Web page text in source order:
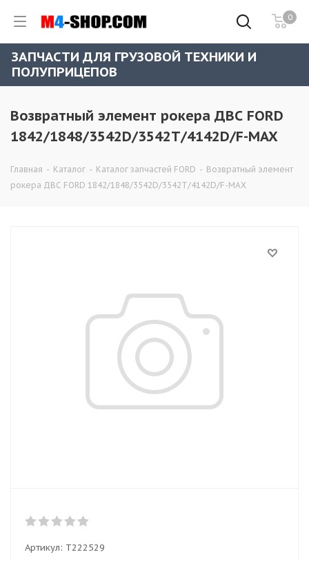
0
ЗАПЧАСТИ ДЛЯ ГРУЗОВОЙ ТЕХНИКИ И
ПОЛУПРИЦЕПОВ
Возвратный элемент рокера ДВС FORD
1842/1848/3542D/3542T/4142D/F-MAX
Главная - Каталог - Каталог запчастей FORD - Возвратный элемент
рокера ДВС FORD 1842/1848/3542D/3542T/4142D/F-MAX
Артикул: T222529